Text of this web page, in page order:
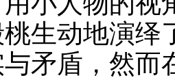
生动地演绎
矛盾，然而